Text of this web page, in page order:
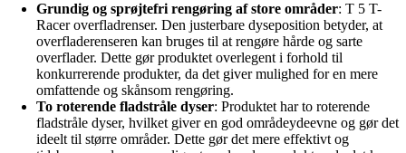
Grundig og sprøjtefri rengøring af store områder: T 5 T-
Racer overfladrenser. Den justerbare dyseposition betyder, at
overfladerenseren kan bruges til at rengøre hårde og sarte
overflader. Dette gør produktet overlegent i forhold til
konkurrerende produkter, da det giver mulighed for en mere
omfattende og skånsom rengøring.
To roterende fladstråle dyser: Produktet har to roterende
fladstråle dyser, hvilket giver en god områdeydeevne og gør det
ideelt til større områder. Dette gør det mere effektivt og